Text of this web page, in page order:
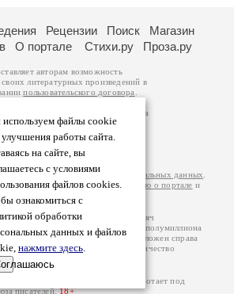
файлы cookie
улучшения работы сайта.
на сайте, вы
с условиями
файлов cookies.
ознакомиться с
обработки
данных и файлов
нажмите здесь.
Рецензии Поиск
Магазин
О портале Стихи.ру Проза.ру
авторам возможность
литературных произведений в
пользовательского договора
принадлежат авторам
. Перепечатка произведений возможна
к которому вы можете
странице. Ответственность за
несут самостоятельно на
изаконодательства
Политики обработки персональных данных
более подробнуюинформацию о портале и
Проза.ру – порядка 100 тысяч
общей сумме просматривают более полумиллиона
посещаемости, который расположен справа
графе указано по две цифры: количество
посетителей.
авторам, 2000-2026. Портал работает под
писателей.18+